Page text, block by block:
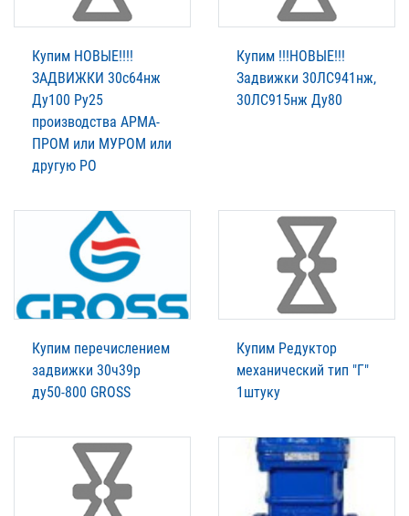
Купим НОВЫЕ!!!!
ЗАДВИЖКИ 30с64нж
Ду100 Ру25
производства АРМА-
ПРОМ или МУРОМ или
другую РО
Купим !!!НОВЫЕ!!!
Задвижки 30ЛС941нж,
30ЛС915нж Ду80
Купим перечислением
задвижки 30ч39р
ду50-800 GROSS
Купим Редуктор
механический тип "Г"
1штуку